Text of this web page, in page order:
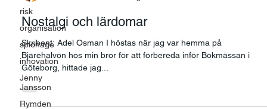
risk
organisation
spionage
innovation
Jenny
Jansson
Rymden
27 feb. 2025
2 min läsning
Nostalgi och lärdomar
Skribent: Adel Osman I höstas när jag var hemma på
Bjärehalvön hos min bror för att förbereda inför Bokmässan i
Göteborg, hittade jag...